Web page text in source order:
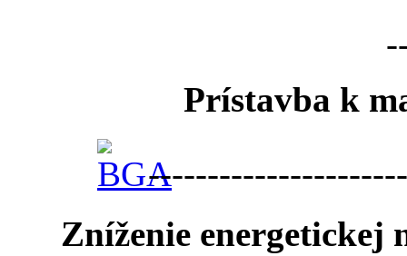
Prístavba k
Zníženie energetickej